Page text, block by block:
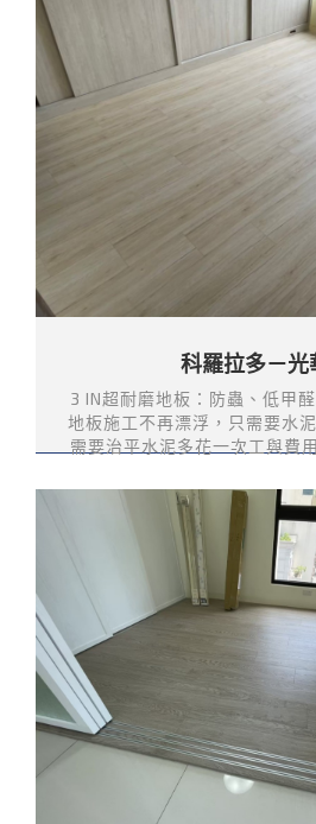
科羅拉多－光
3 IN超耐磨地板：防蟲、低甲
地板施工不再漂浮，只需要水
需要治平水泥多花一次工與費